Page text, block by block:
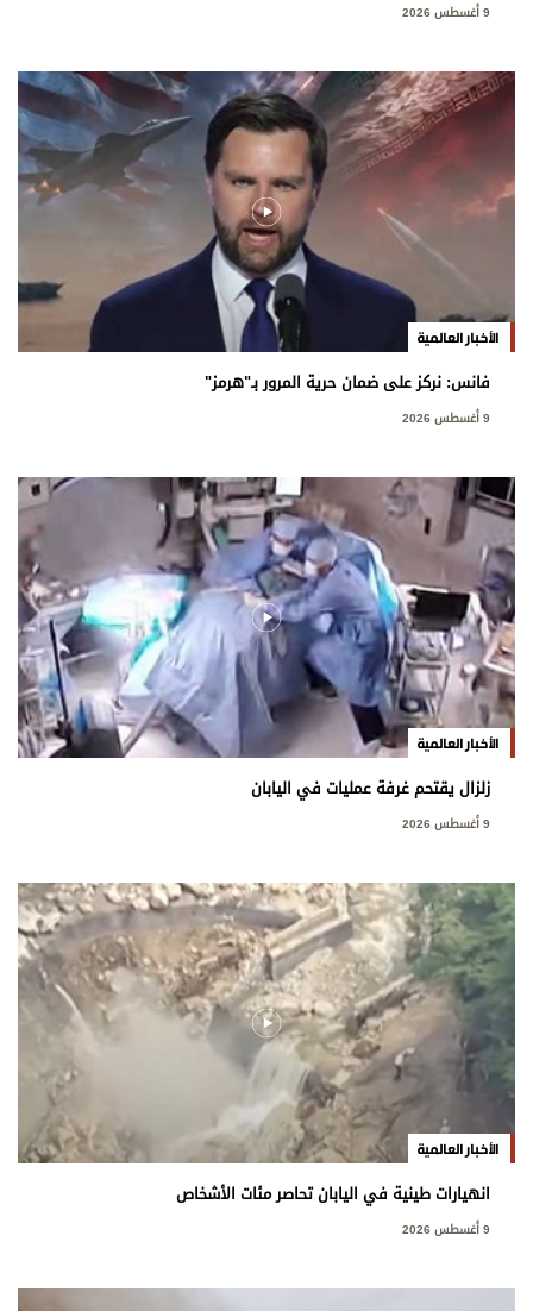
9 أغسطس 2026
الأخبار العالمية
فانس: نركز على ضمان حرية المرور بـ"هرمز"
9 أغسطس 2026
الأخبار العالمية
زلزال يقتحم غرفة عمليات في اليابان
9 أغسطس 2026
الأخبار العالمية
انهيارات طينية في اليابان تحاصر مئات الأشخاص
9 أغسطس 2026